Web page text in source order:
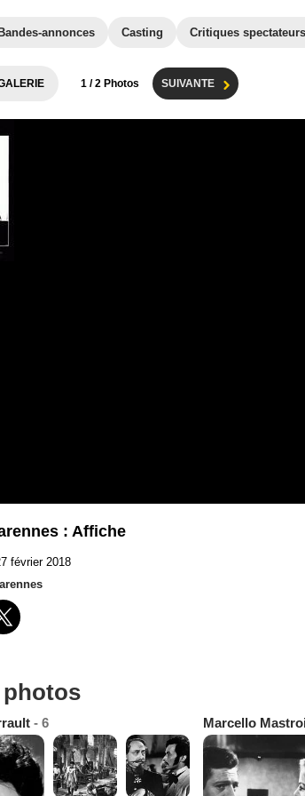
Bandes-annonces Casting Critiques spectateurs
1 / 2 Photos SUIVANTE
: Affiche
février 2018
photos
- 6 Marcello